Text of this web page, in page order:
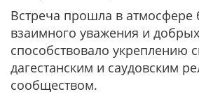
Встреча прошла в атмосфере
взаимного уважения и
способствовало укреплению
дагестанским и саудовским
сообществом.